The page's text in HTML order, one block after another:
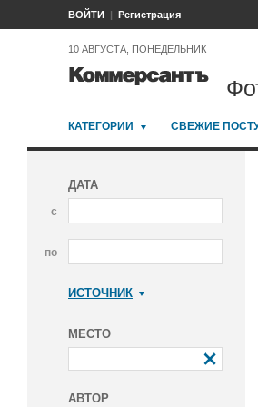
ВОЙТИ Регистрация
10 АВГУСТА, ПОНЕДЕЛЬНИК
КАТЕГОРИИ СВЕЖИЕ
ДАТА
с
по
ИСТОЧНИК
МЕСТО
АВТОР